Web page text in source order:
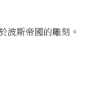
波斯帝國的雕刻。